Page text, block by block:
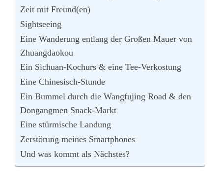
Zeit mit Freund(en)
Sightseeing
Eine Wanderung entlang der Großen Mauer von
Zhuangdaokou
Ein Sichuan-Kochurs & eine Tee-Verkostung
Eine Chinesisch-Stunde
Ein Bummel durch die Wangfujing Road & den
Dongangmen Snack-Markt
Eine stürmische Landung
Zerstörung meines Smartphones
Und was kommt als Nächstes?